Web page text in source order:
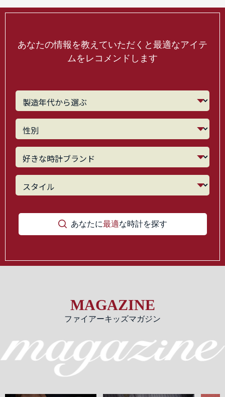
あなたの情報を教えていただくと最適なアイテ
ムをレコメンドします
あなたに最適な時計を探す
MAGAZINE
ファイアーキッズマガジン